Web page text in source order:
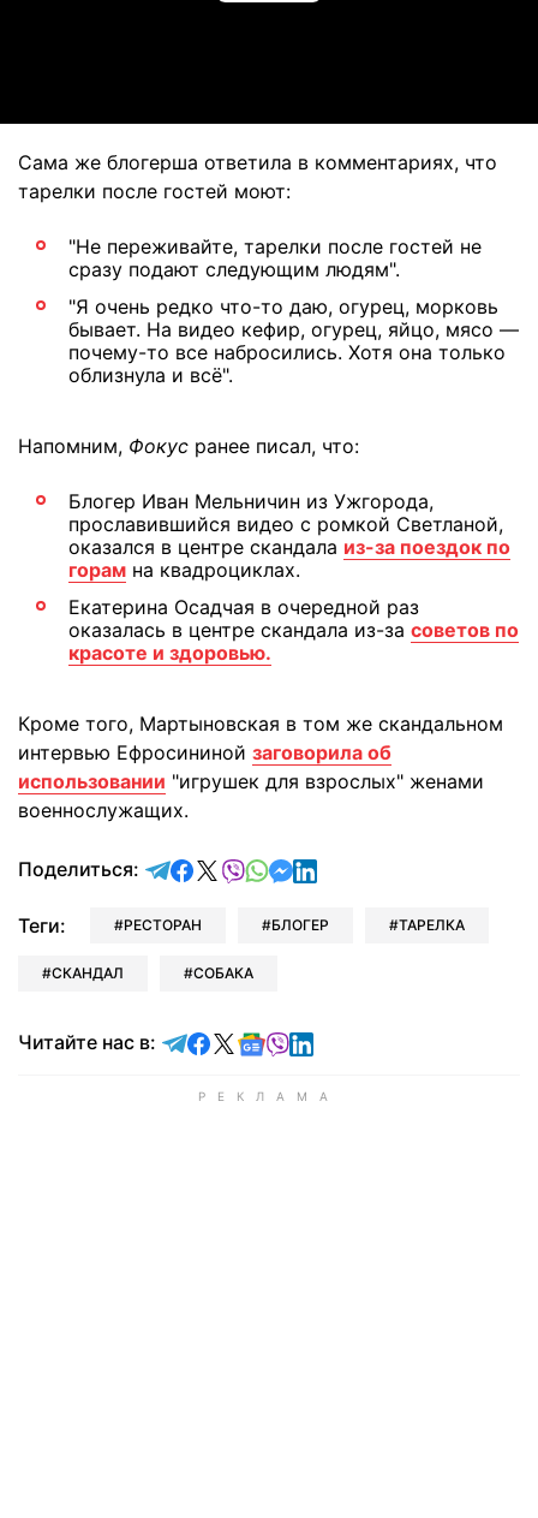
Сама же блогерша ответила в комментариях, что
тарелки после гостей моют:
"Не переживайте, тарелки после гостей не
сразу подают следующим людям".
"Я очень редко что-то даю, огурец, морковь
бывает. На видео кефир, огурец, яйцо, мясо —
почему-то все набросились. Хотя она только
облизнула и всё".
Напомним, Фокус ранее писал, что:
Блогер Иван Мельничин из Ужгорода,
прославившийся видео с ромкой Светланой,
оказался в центре скандала из-за поездок по
горам на квадроциклах.
Екатерина Осадчая в очередной раз
оказалась в центре скандала из-за советов по
красоте и здоровью.
Кроме того, Мартыновская в том же скандальном
интервью Ефросининой заговорила об
использовании "игрушек для взрослых" женами
военнослужащих.
Поделиться: отправить в Telegram
поделиться в Facebook
поделиться в X
отправить в Viber
отправить в Whatsapp
отправить в Messenger
отправить в LinkedIn
Теги: РЕСТОРАН БЛОГЕР ТАРЕЛКА
СКАНДАЛ СОБАКА
Читайте нас в: Читайте в Telegram
Читайте в Facebook
Читайте в X
Читайте в Google news
Читайте в Viber
Читайте в LinkedIn